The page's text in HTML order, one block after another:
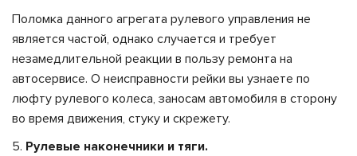
Поломка данного агрегата рулевого управления не
является частой, однако случается и требует
незамедлительной реакции в пользу ремонта на
автосервисе. О неисправности рейки вы узнаете по
люфту рулевого колеса, заносам автомобиля в сторону
во время движения, стуку и скрежету.
Рулевые наконечники и тяги.